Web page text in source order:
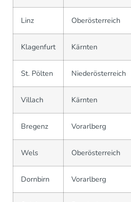
Linz Oberösterreich
Klagenfurt Kärnten
St. Pölten Niederösterreich
Villach Kärnten
Bregenz Vorarlberg
Wels Oberösterreich
Dornbirn Vorarlberg